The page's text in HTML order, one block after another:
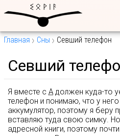
Главная Сны Севший телефон
Севший
Я вместе с А должен куда-то
телефон и понимаю, что у
аккумулятор, поэтому я беру
вставляю туда свою симку.
адресной книги, поэтому